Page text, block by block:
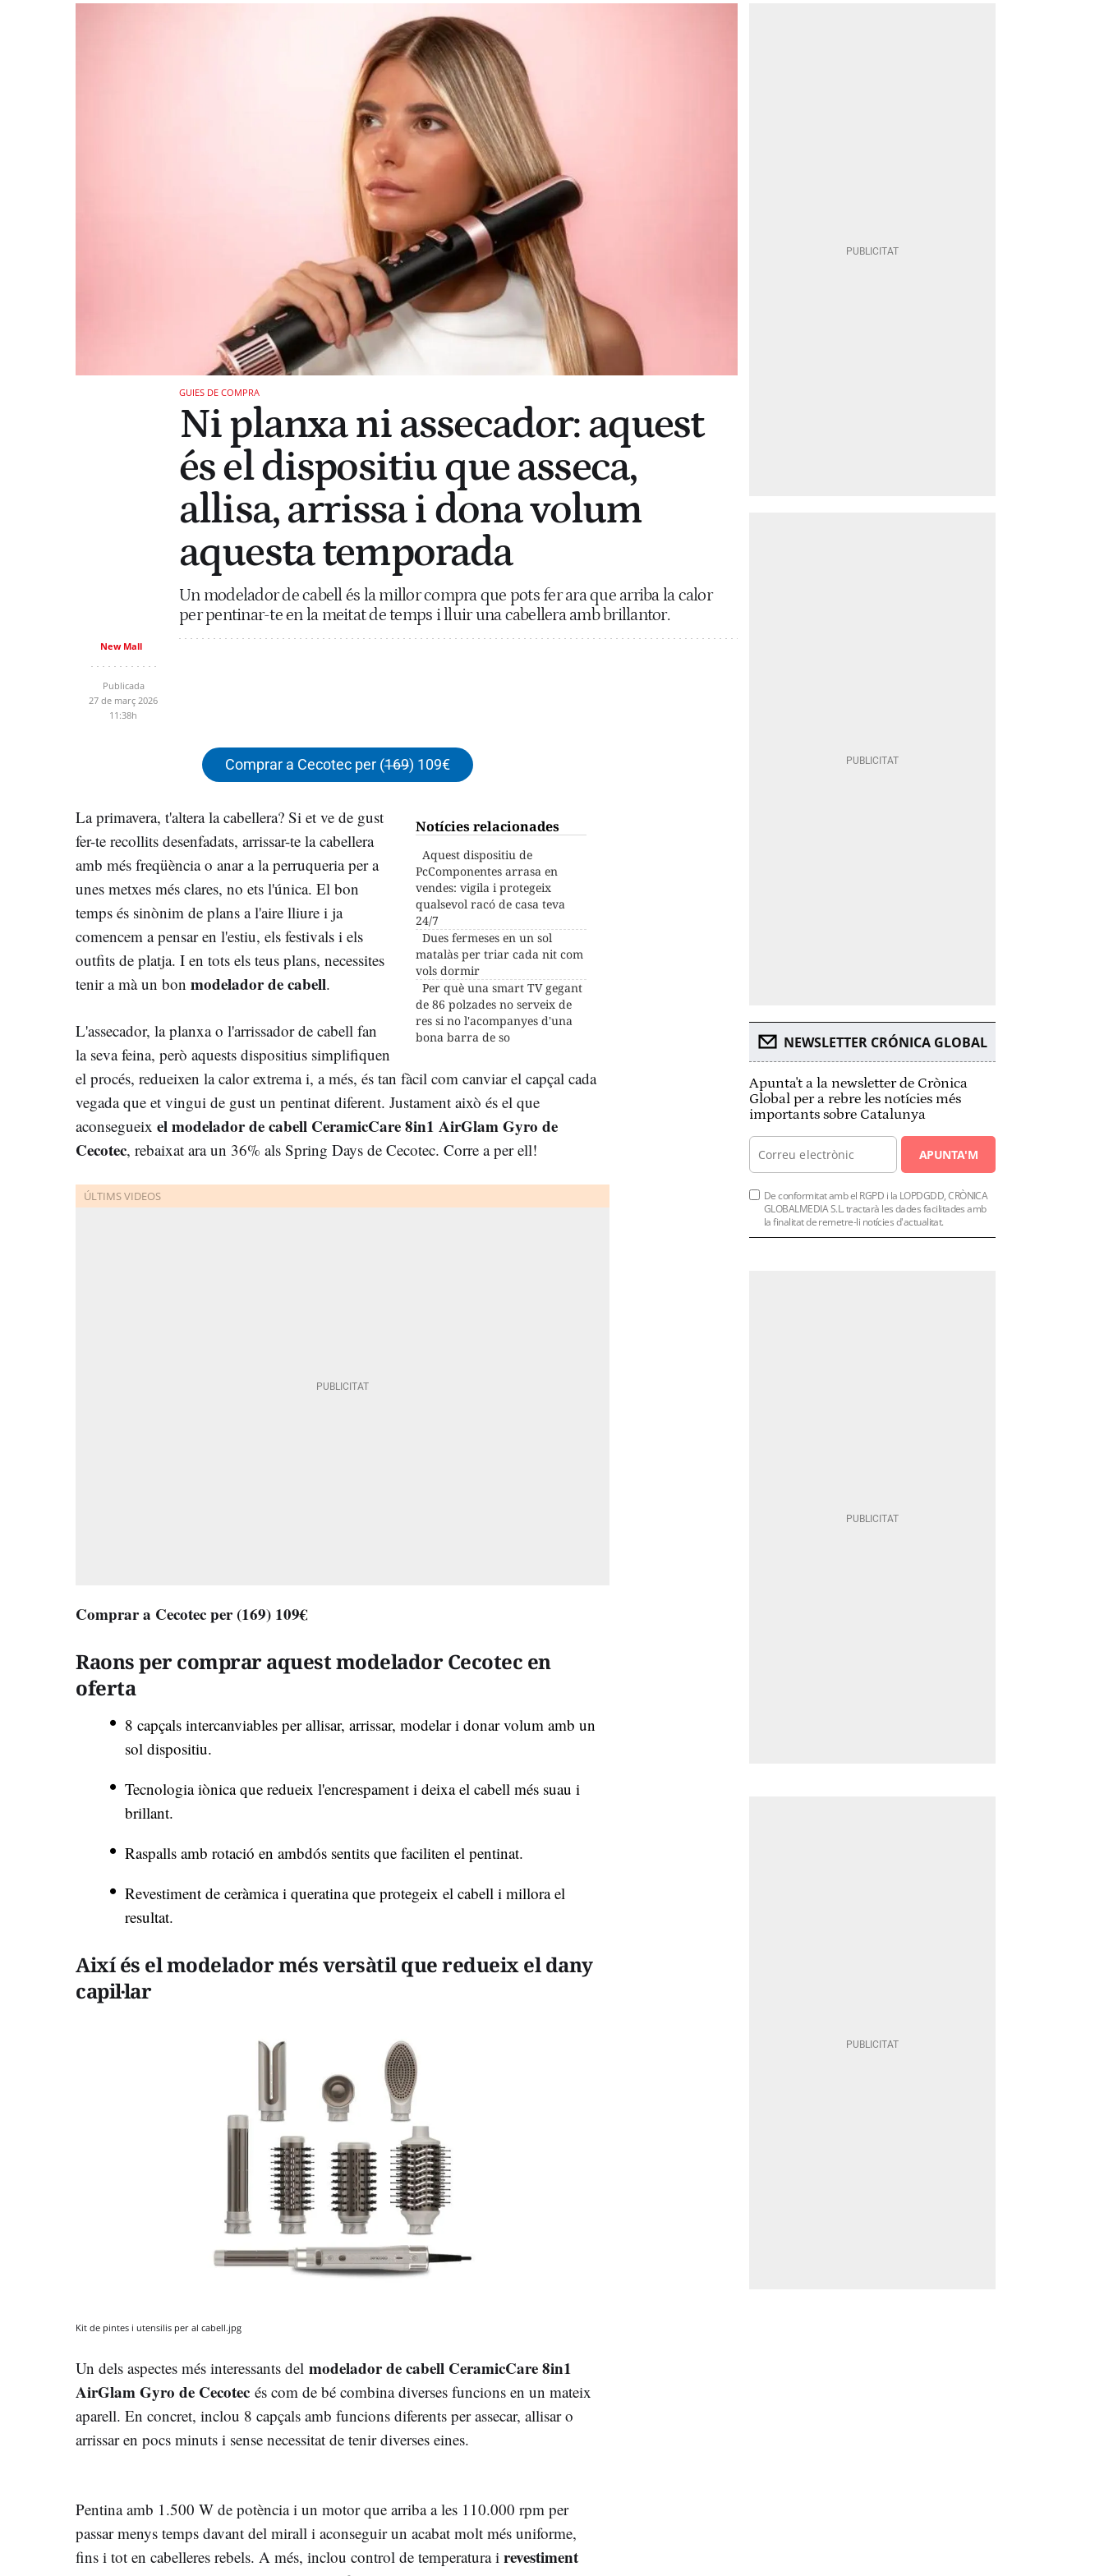
GUIES DE COMPRA
Ni planxa ni assecador: aquest
és el dispositiu que asseca,
allisa, arrissa i dona volum
aquesta temporada
Un modelador de cabell és la millor compra que pots fer ara que arriba la calor
per pentinar-te en la meitat de temps i lluir una cabellera amb brillantor.
New Mall
Publicada
27 de març 2026
11:38h
Comprar a Cecotec per (169) 109€
Notícies relacionades
Aquest dispositiu de
PcComponentes arrasa en
vendes: vigila i protegeix
qualsevol racó de casa teva
24/7
Dues fermeses en un sol
matalàs per triar cada nit com
vols dormir
Per què una smart TV gegant
de 86 polzades no serveix de
res si no l'acompanyes d'una
bona barra de so
La primavera, t'altera la cabellera? Si et ve de gust
fer-te recollits desenfadats, arrissar-te la cabellera
amb més freqüència o anar a la perruqueria per a
unes metxes més clares, no ets l'única. El bon
temps és sinònim de plans a l'aire lliure i ja
comencem a pensar en l'estiu, els festivals i els
outfits de platja. I en tots els teus plans, necessites
tenir a mà un bon modelador de cabell.
L'assecador, la planxa o l'arrissador de cabell fan
la seva feina, però aquests dispositius simplifiquen
el procés, redueixen la calor extrema i, a més, és tan fàcil com canviar el capçal cada
vegada que et vingui de gust un pentinat diferent. Justament això és el que
aconsegueix el modelador de cabell CeramicCare 8in1 AirGlam Gyro de
Cecotec, rebaixat ara un 36% als Spring Days de Cecotec. Corre a per ell!
Comprar a Cecotec per (169) 109€
Raons per comprar aquest modelador Cecotec en
oferta
8 capçals intercanviables per allisar, arrissar, modelar i donar volum amb un
sol dispositiu.
Tecnologia iònica que redueix l'encrespament i deixa el cabell més suau i
brillant.
Raspalls amb rotació en ambdós sentits que faciliten el pentinat.
Revestiment de ceràmica i queratina que protegeix el cabell i millora el
resultat.
Així és el modelador més versàtil que redueix el dany
capil·lar
Kit de pintes i utensilis per al cabell.jpg
Un dels aspectes més interessants del modelador de cabell CeramicCare 8in1
AirGlam Gyro de Cecotec és com de bé combina diverses funcions en un mateix
aparell. En concret, inclou 8 capçals amb funcions diferents per assecar, allisar o
arrissar en pocs minuts i sense necessitat de tenir diverses eines.
Pentina amb 1.500 W de potència i un motor que arriba a les 110.000 rpm per
passar menys temps davant del mirall i aconseguir un acabat molt més uniforme,
fins i tot en cabelleres rebels. A més, inclou control de temperatura i revestiment
NEWSLETTER CRÓNICA GLOBAL
Apunta't a la newsletter de Crònica
Global per a rebre les notícies més
importants sobre Catalunya
APUNTA'M
De conformitat amb el RGPD i la LOPDGDD, CRÒNICA
GLOBALMEDIA S.L. tractarà les dades facilitades amb
la finalitat de remetre-li notícies d'actualitat.